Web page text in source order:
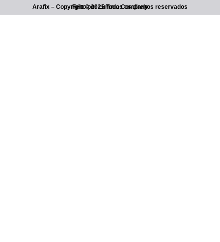
Arafix – Copyright © 2025 Todos os direitos reservados
Feito por Lumma Company